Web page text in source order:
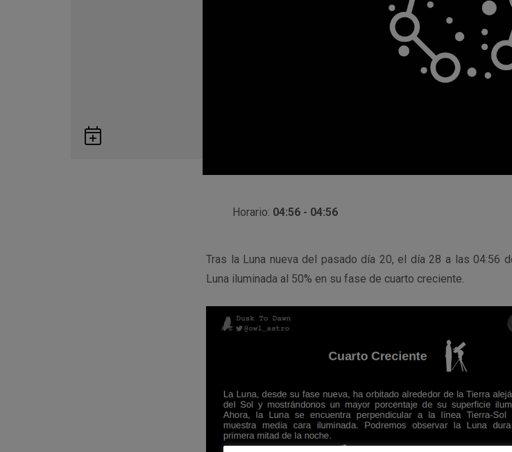
Guardar
en
Horario: 04:56 - 04:56
Tras la Luna nueva del pasado día 20, el día 28 a las 04:56
Luna iluminada al 50% en su fase de cuarto creciente.